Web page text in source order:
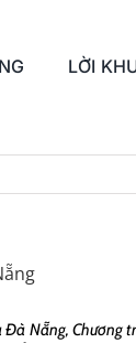
LỜI
Đà Nẵng, Chương